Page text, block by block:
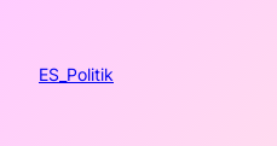
springen
ES_Politik